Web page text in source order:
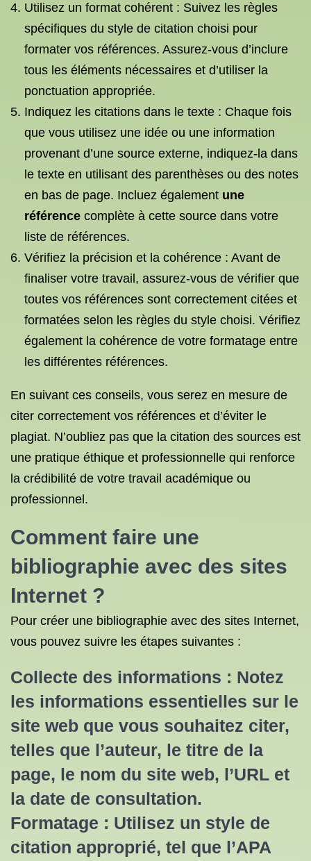
Utilisez un format cohérent : Suivez les règles
spécifiques du style de citation choisi pour
formater vos références. Assurez-vous d’inclure
tous les éléments nécessaires et d’utiliser la
ponctuation appropriée.
Indiquez les citations dans le texte : Chaque fois
que vous utilisez une idée ou une information
provenant d’une source externe, indiquez-la dans
le texte en utilisant des parenthèses ou des notes
en bas de page. Incluez également une
référence complète à cette source dans votre
liste de références.
Vérifiez la précision et la cohérence : Avant de
finaliser votre travail, assurez-vous de vérifier que
toutes vos références sont correctement citées et
formatées selon les règles du style choisi. Vérifiez
également la cohérence de votre formatage entre
les différentes références.
En suivant ces conseils, vous serez en mesure de
citer correctement vos références et d’éviter le
plagiat. N’oubliez pas que la citation des sources est
une pratique éthique et professionnelle qui renforce
la crédibilité de votre travail académique ou
professionnel.
Comment faire une
bibliographie avec des sites
Internet ?
Pour créer une bibliographie avec des sites Internet,
vous pouvez suivre les étapes suivantes :
Collecte des informations : Notez
les informations essentielles sur le
site web que vous souhaitez citer,
telles que l’auteur, le titre de la
page, le nom du site web, l’URL et
la date de consultation.
Formatage : Utilisez un style de
citation approprié, tel que l’APA